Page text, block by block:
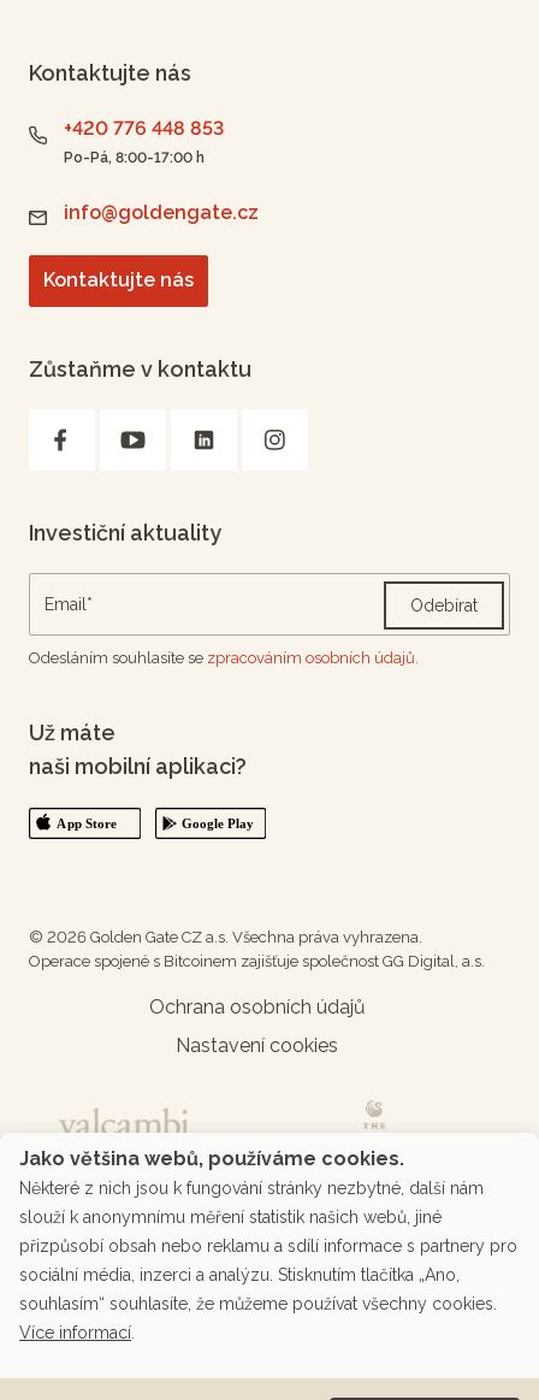
Kontaktujte nás
+420 776 448 853
Po-Pá, 8:00-17:00 h
info@goldengate.cz
Kontaktujte nás
Zůstaňme v kontaktu
Investiční aktuality
Odebírat
Odesláním souhlasíte se zpracováním osobních údajů.
Už máte
naši mobilní aplikaci?
© 2026 Golden Gate CZ a.s. Všechna práva vyhrazena.
Operace spojené s Bitcoinem zajišťuje společnost GG Digital, a.s.
Ochrana osobních údajů
Nastavení cookies
Podporované platby přes platební bránu
Jako většina webů, používáme cookies.
Některé z nich jsou k fungování stránky nezbytné, další nám
slouží k anonymnímu měření statistik našich webů, jiné
přizpůsobí obsah nebo reklamu a sdílí informace s partnery pro
sociální média, inzerci a analýzu. Stisknutím tlačítka „Ano,
souhlasím“ souhlasíte, že můžeme používat všechny cookies.
Více informací